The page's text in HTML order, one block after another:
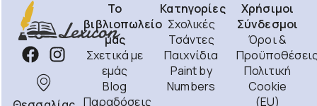
Το
βιβλιοπωλείο
μας
Σχετικά με
εμάς
Blog
Παραδόσεις
Κατηγορίες
Σχολικές
Τσάντες
Παιχνίδια
Paint by
Numbers
Χρήσιμοι
Σύνδεσμοι
Όροι &
Πολιτική
Cookie
(EU)